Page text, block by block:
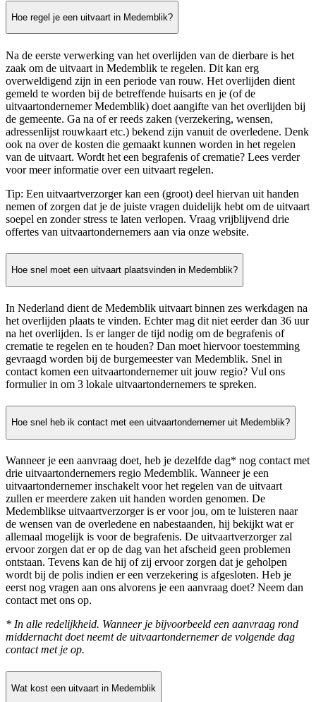
Hoe regel je een uitvaart in Medemblik?
Na de eerste verwerking van het overlijden van de dierbare is het
zaak om de uitvaart in Medemblik te regelen. Dit kan erg
overweldigend zijn in een periode van rouw. Het overlijden dient
gemeld te worden bij de betreffende huisarts en je (of de
uitvaartondernemer Medemblik) doet aangifte van het overlijden bij
de gemeente. Ga na of er reeds zaken (verzekering, wensen,
adressenlijst rouwkaart etc.) bekend zijn vanuit de overledene. Denk
ook na over de kosten die gemaakt kunnen worden in het regelen
van de uitvaart. Wordt het een begrafenis of crematie? Lees verder
voor meer informatie over een uitvaart regelen.
Tip: Een uitvaartverzorger kan een (groot) deel hiervan uit handen
nemen of zorgen dat je de juiste vragen duidelijk hebt om de uitvaart
soepel en zonder stress te laten verlopen. Vraag vrijblijvend drie
offertes van uitvaartondernemers aan via onze website.
Hoe snel moet een uitvaart plaatsvinden in Medemblik?
In Nederland dient de Medemblik uitvaart binnen zes werkdagen na
het overlijden plaats te vinden. Echter mag dit niet eerder dan 36 uur
na het overlijden. Is er langer de tijd nodig om de begrafenis of
crematie te regelen en te houden? Dan moet hiervoor toestemming
gevraagd worden bij de burgemeester van Medemblik. Snel in
contact komen een uitvaartondernemer uit jouw regio? Vul ons
formulier in om 3 lokale uitvaartondernemers te spreken.
Hoe snel heb ik contact met een uitvaartondernemer uit Medemblik?
Wanneer je een aanvraag doet, heb je dezelfde dag* nog contact met
drie uitvaartondernemers regio Medemblik. Wanneer je een
uitvaartondernemer inschakelt voor het regelen van de uitvaart
zullen er meerdere zaken uit handen worden genomen. De
Medemblikse uitvaartverzorger is er voor jou, om te luisteren naar
de wensen van de overledene en nabestaanden, hij bekijkt wat er
allemaal mogelijk is voor de begrafenis. De uitvaartverzorger zal
ervoor zorgen dat er op de dag van het afscheid geen problemen
ontstaan. Tevens kan de hij of zij ervoor zorgen dat je geholpen
wordt bij de polis indien er een verzekering is afgesloten. Heb je
eerst nog vragen aan ons alvorens je een aanvraag doet? Neem dan
contact met ons op.
* In alle redelijkheid. Wanneer je bijvoorbeeld een aanvraag rond
middernacht doet neemt de uitvaartondernemer de volgende dag
contact met je op.
Wat kost een uitvaart in Medemblik